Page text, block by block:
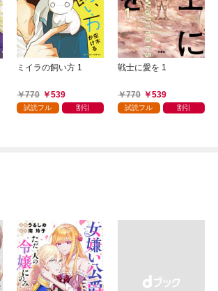
ミイラの飼い方 1
770 539
試読フル 割引
戦士に愛を 1
770 539
試読フル 割引